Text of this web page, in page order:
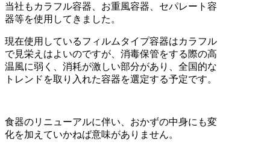
当社もカラフル容器、お重風容器、セパレート容
器等を使用してきました。
現在使用しているフィルムタイプ容器はカラフル
で見栄えはよいのですが、消毒保管をする際の高
温風に弱く、消耗が激しい部分があり、全国的な
トレンドを取り入れた容器を選定する予定です。
食器のリニューアルに伴い、おかずの中身にも変
化を加えていかねば意味がありません。